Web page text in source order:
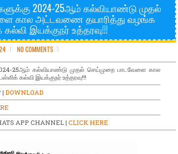
2024-25ஆம் கல்வியாண்டு முதல்
கால அட்டவணை தயாரித்து வழங்க
இயக்குநர் உத்தரவு!!!
NO COMMENTS
25ஆம் கல்வியாண்டு முதல் செய்முறை பாடவேளை கால
கல்வி இயக்குநர் உத்தரவு!!!
| DOWNLOAD
APP CHANNEL | CLICK HERE